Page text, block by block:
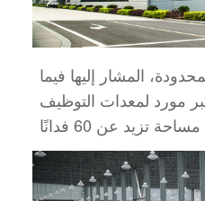
المشار إليها فيما
مورد لمعدات التوظيف